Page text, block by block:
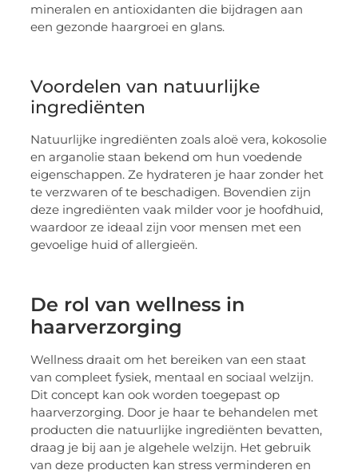
mineralen en antioxidanten die bijdragen aan
een gezonde haargroei en glans.
Voordelen van natuurlijke
ingrediënten
Natuurlijke ingrediënten zoals aloë vera, kokosolie
en arganolie staan bekend om hun voedende
eigenschappen. Ze hydrateren je haar zonder het
te verzwaren of te beschadigen. Bovendien zijn
deze ingrediënten vaak milder voor je hoofdhuid,
waardoor ze ideaal zijn voor mensen met een
gevoelige huid of allergieën.
De rol van wellness in
haarverzorging
Wellness draait om het bereiken van een staat
van compleet fysiek, mentaal en sociaal welzijn.
Dit concept kan ook worden toegepast op
haarverzorging. Door je haar te behandelen met
producten die natuurlijke ingrediënten bevatten,
draag je bij aan je algehele welzijn. Het gebruik
van deze producten kan stress verminderen en